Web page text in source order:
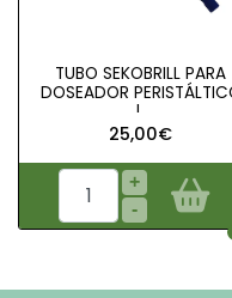
TUBO SEKOBRILL PARA
DOSEADOR
|..
25,00€
+
-